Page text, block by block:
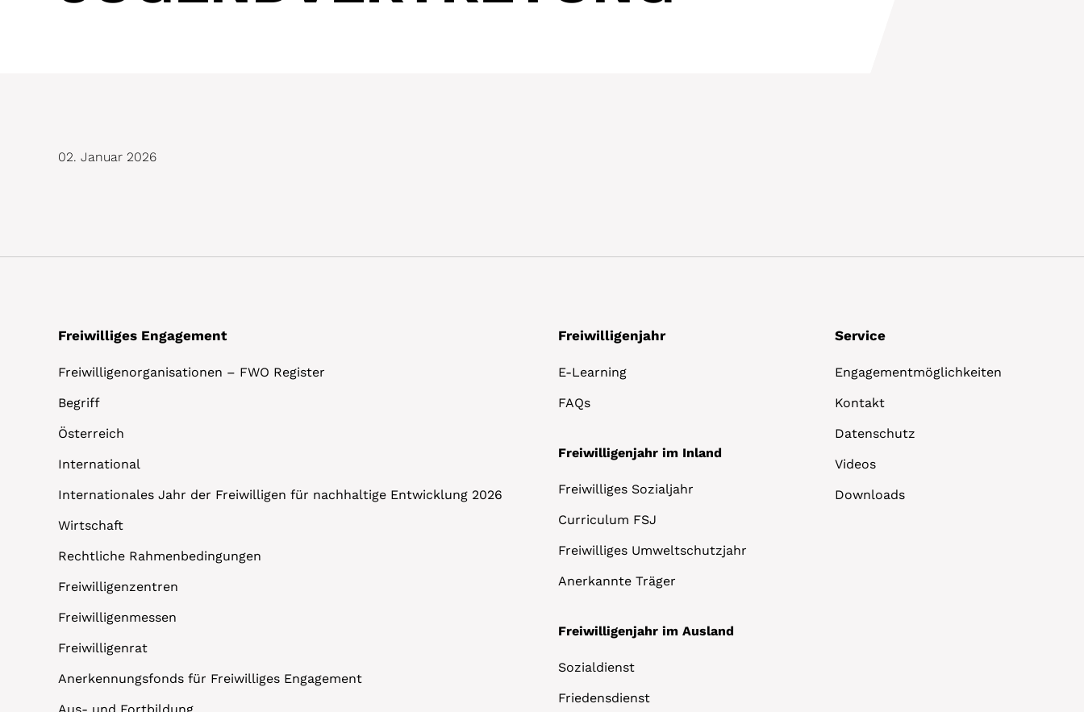
02. Januar 2026
Freiwilliges Engagement
Freiwilligenorganisationen – FWO Register
Begriff
Österreich
International
Internationales Jahr der Freiwilligen für nachhaltige Entwicklung 2026
Wirtschaft
Rechtliche Rahmenbedingungen
Freiwilligenzentren
Freiwilligenmessen
Freiwilligenrat
Anerkennungsfonds für Freiwilliges Engagement
Freiwilligenjahr
E-Learning
FAQs
Freiwilligenjahr im Inland
Freiwilliges Sozialjahr
Curriculum FSJ
Freiwilliges Umweltschutzjahr
Anerkannte Träger
Freiwilligenjahr im Ausland
Sozialdienst
Friedensdienst
Service
Engagementmöglichkeiten
Kontakt
Datenschutz
Videos
Downloads